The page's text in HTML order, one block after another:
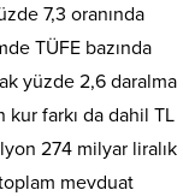
7,3 oranında
TÜFE bazında
yüzde 2,6 daralma
kur farkı da da­hil TL
274 mil­yar liralık
mevduat